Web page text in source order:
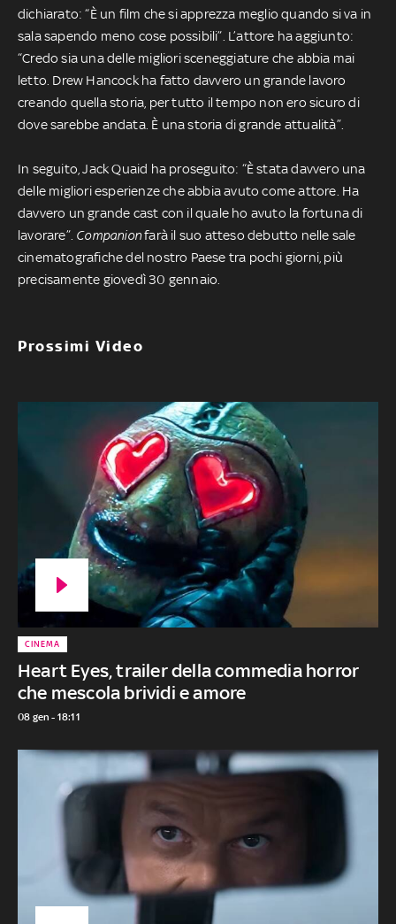
dichiarato: “È un film che si apprezza meglio quando si va in
sala sapendo meno cose possibili”. L’attore ha aggiunto:
“Credo sia una delle migliori sceneggiature che abbia mai
letto. Drew Hancock ha fatto davvero un grande lavoro
creando quella storia, per tutto il tempo non ero sicuro di
dove sarebbe andata. È una storia di grande attualità”.
In seguito, Jack Quaid ha proseguito: “È stata davvero una
delle migliori esperienze che abbia avuto come attore. Ha
davvero un grande cast con il quale ho avuto la fortuna di
lavorare”. Companionfarà il suo atteso debutto nelle sale
cinematografiche del nostro Paese tra pochi giorni, più
precisamente giovedì 30 gennaio.
Prossimi Video
Heart Eyes, trailer della commedia horror
che mescola brividi e amore
CINEMA
08 gen - 18:11